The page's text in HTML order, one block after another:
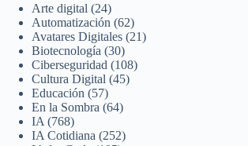
Arte digital (24)
Automatización (62)
Avatares Digitales (21)
Biotecnología (30)
Ciberseguridad (108)
Cultura Digital (45)
Educación (57)
En la Sombra (64)
IA (768)
IA Cotidiana (252)